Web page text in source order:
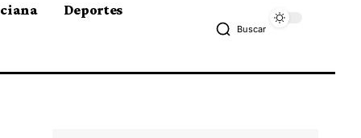
Deportes
Buscar